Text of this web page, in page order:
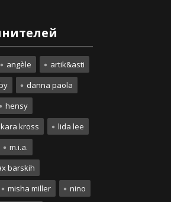
angèle
artik&asti
danna paola
hensy
kara kross
lida lee
m.i.a.
barskih
misha miller nino